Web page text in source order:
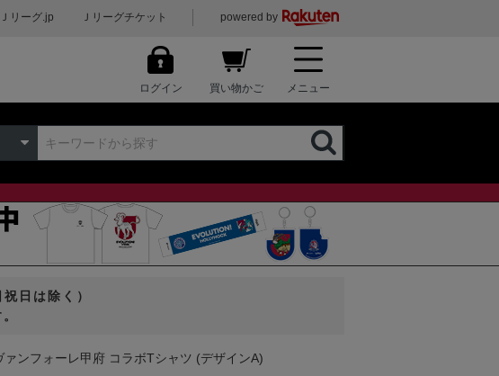
Ｊリーグ.jp Ｊリーグチケット powered by
ログイン 買い物かご メニュー
日は除く）
ァンフォーレ甲府 コラボTシャツ (デザインA)